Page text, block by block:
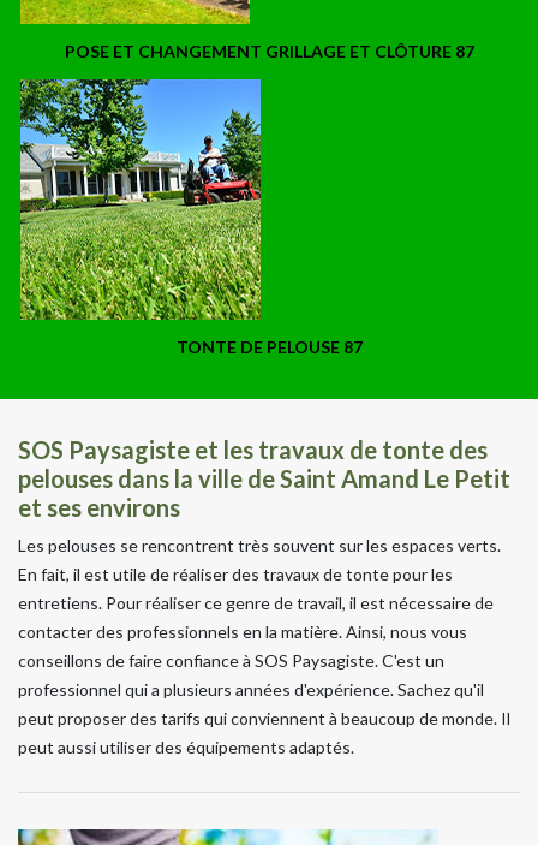
POSE ET CHANGEMENT GRILLAGE ET CLÔTURE 87
TONTE DE PELOUSE 87
SOS Paysagiste et les travaux de tonte des
pelouses dans la ville de Saint Amand Le Petit
et ses environs
Les pelouses se rencontrent très souvent sur les espaces verts.
En fait, il est utile de réaliser des travaux de tonte pour les
entretiens. Pour réaliser ce genre de travail, il est nécessaire de
contacter des professionnels en la matière. Ainsi, nous vous
conseillons de faire confiance à SOS Paysagiste. C'est un
professionnel qui a plusieurs années d'expérience. Sachez qu'il
peut proposer des tarifs qui conviennent à beaucoup de monde. Il
peut aussi utiliser des équipements adaptés.